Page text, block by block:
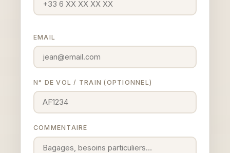
EMAIL
N° DE VOL / TRAIN (OPTIONNEL)
COMMENTAIRE